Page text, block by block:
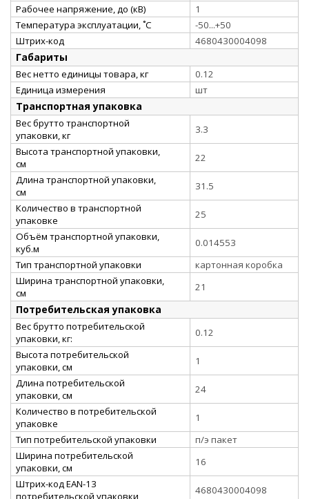
Рабочее напряжение, до (кВ)
1
Температура эксплуатации, ˚С
-50...+50
Штрих-код
4680430004098
Габариты
Вес нетто единицы товара, кг
0.12
Единица измерения
шт
Транспортная упаковка
Вес брутто транспортной
упаковки, кг
3.3
Высота транспортной упаковки,
см
22
Длина транспортной упаковки,
см
31.5
Количество в транспортной
упаковке
25
Объём транспортной упаковки,
куб.м
0.014553
Тип транспортной упаковки
картонная коробка
Ширина транспортной упаковки,
см
21
Потребительская упаковка
Вес брутто потребительской
упаковки, кг:
0.12
Высота потребительской
упаковки, см
1
Длина потребительской
упаковки, см
24
Количество в потребительской
упаковке
1
Тип потребительской упаковки
п/э пакет
Ширина потребительской
упаковки, см
16
Штрих-код EAN-13
потребительской упаковки
4680430004098